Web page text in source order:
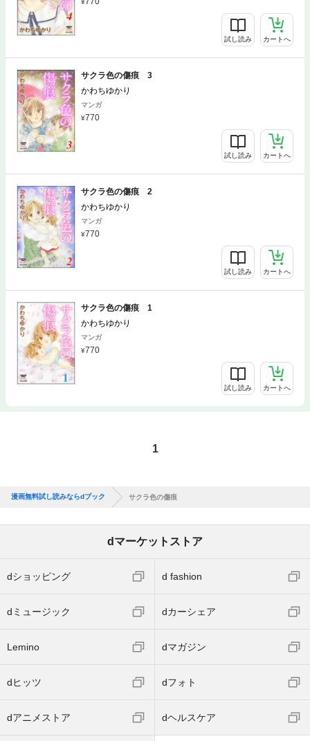
試し読み カートへ
サクラ色の傷痕 3
かわちゆかり
マンガ
770
試し読み カートへ
サクラ色の傷痕 2
かわちゆかり
マンガ
770
試し読み カートへ
サクラ色の傷痕 1
かわちゆかり
マンガ
770
試し読み カートへ
1
漫画無料試し読みならdブック サクラ色の傷痕
dマーケットストア
dショッピング d fashion
dミュージック dカーシェア
Lemino dマガジン
dヒッツ dフォト
dアニメストア dヘルスケア